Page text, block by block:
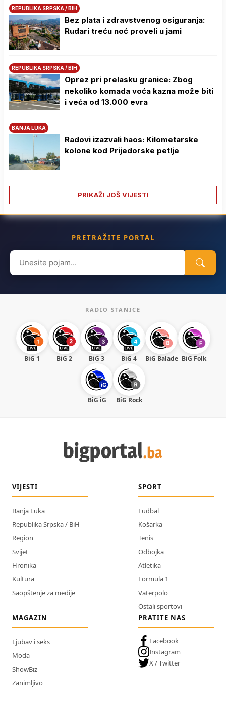
REPUBLIKA SRPSKA / BIH
Bez plata i zdravstvenog osiguranja:
Rudari treću noć proveli u jami
REPUBLIKA SRPSKA / BIH
Oprez pri prelasku granice: Zbog
nekoliko komada voća kazna može biti
i veća od 13.000 evra
BANJA LUKA
Radovi izazvali haos: Kilometarske
kolone kod Prijedorske petlje
PRIKAŽI JOŠ VIJESTI
PRETRAŽITE PORTAL
Search
for:
RADIO STANICE
BiG 1 BiG 2 BiG 3 BiG 4 BiG Balade BiG Folk
BiG iG BiG Rock
VIJESTI
Banja Luka
Republika Srpska / BiH
Region
Svijet
Hronika
Kultura
Saopštenje za medije
SPORT
Fudbal
Košarka
Tenis
Odbojka
Atletika
Formula 1
Vaterpolo
Ostali sportovi
MAGAZIN
Ljubav i seks
Moda
ShowBiz
Zanimljivo
PRATITE NAS
Facebook
Instagram
X / Twitter